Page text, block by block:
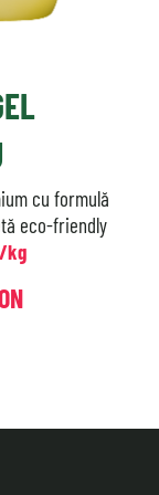
cu formulă
eco-friendly
kg